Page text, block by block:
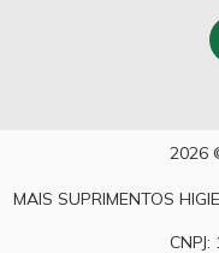
2026
MAIS SUPRIMENTOS